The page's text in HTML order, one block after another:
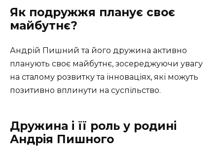
Як подружжя планує своє
майбутнє?
Андрій Пишний та його дружина активно
планують своє майбутнє, зосереджуючи увагу
на сталому розвитку та інноваціях, які можуть
позитивно вплинути на суспільство.
Дружина і її роль у родині
Андрія Пишного